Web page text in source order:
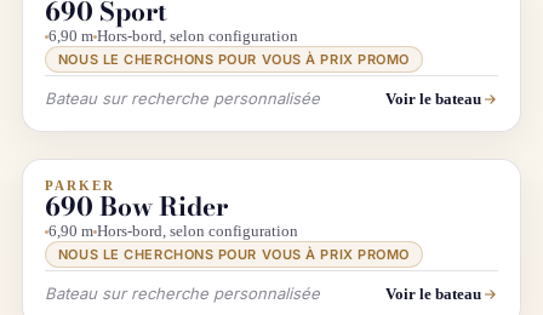
690 Sport
6,90 m Hors-bord, selon configuration
NOUS LE CHERCHONS POUR VOUS À PRIX PROMO
Bateau sur recherche personnalisée Voir le bateau
INFO & RECHERCHE
PARKER
690 Bow Rider
6,90 m Hors-bord, selon configuration
NOUS LE CHERCHONS POUR VOUS À PRIX PROMO
Bateau sur recherche personnalisée Voir le bateau